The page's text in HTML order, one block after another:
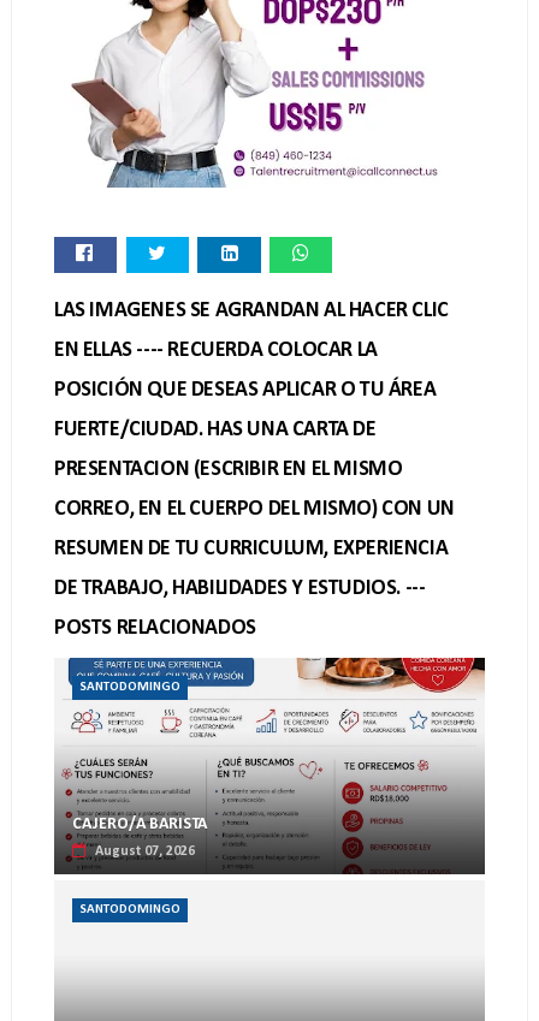
LAS IMAGENES SE AGRANDAN AL HACER CLIC
EN ELLAS ---- RECUERDA COLOCAR LA
POSICIÓN QUE DESEAS APLICAR O TU ÁREA
FUERTE/CIUDAD. HAS UNA CARTA DE
PRESENTACION (ESCRIBIR EN EL MISMO
CORREO, EN EL CUERPO DEL MISMO) CON UN
RESUMEN DE TU CURRICULUM, EXPERIENCIA
DE TRABAJO, HABILIDADES Y ESTUDIOS. ---
POSTS RELACIONADOS
SANTODOMINGO
CAJERO/A BARISTA
August 07, 2026
SANTODOMINGO